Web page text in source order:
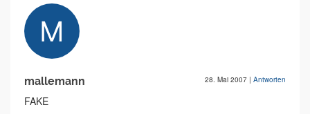
mallemann 28. Mai 2007 | Antworten
FAKE